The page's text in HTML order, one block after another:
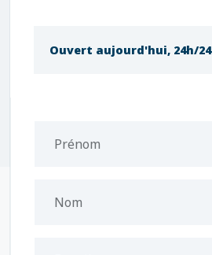
Ouvert aujourd'hui, 24h/24
Prénom
Nom